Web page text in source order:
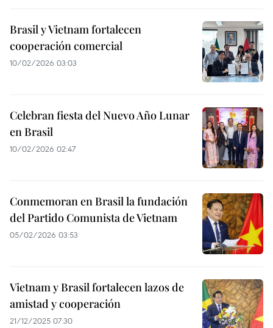
Brasil y Vietnam fortalecen
cooperación comercial
10/02/2026 03:03
Celebran fiesta del Nuevo Año Lunar
en Brasil
10/02/2026 02:47
Conmemoran en Brasil la fundación
del Partido Comunista de Vietnam
05/02/2026 03:53
Vietnam y Brasil fortalecen lazos de
amistad y cooperación
21/12/2025 07:30